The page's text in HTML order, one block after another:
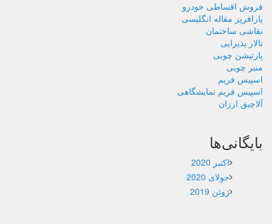
فروش اقساطی خودرو
پارافریز مقاله انگلیسی
نقاشی ساختمان
تالار پذیرایی
پارتیشن چوبی
منبر چوبی
اسپیس فریم
اسپیس فریم نمایشگاهی
آلاچیق ارزان
بایگانی‌ها
اکتبر 2020
جولای 2020
ژوئن 2019